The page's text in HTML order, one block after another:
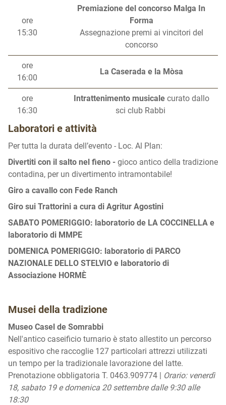
ore
15:30
Premiazione del concorso Malga In
Forma
Assegnazione premi ai vincitori del
concorso
ore
16:00
La Caserada e la Mòsa
ore
16:30
Intrattenimento musicalecurato dallo
sci club Rabbi
Laboratori e attività
Per tutta la durata dell’evento - Loc. Al Plan:
Divertiti con il salto nel fieno - gioco antico della tradizione
contadina, per un divertimento intramontabile!
Giro a cavallo con Fede Ranch
Giro sui Trattorini a cura di Agritur Agostini
SABATO POMERIGGIO: laboratorio de LA COCCINELLA e
laboratorio di MMPE
DOMENICA POMERIGGIO: laboratorio di PARCO
NAZIONALE DELLO STELVIO e laboratorio di
Associazione HORMÈ
Musei della tradizione
Museo Casel de Somrabbi
Nell'antico caseificio turnario è stato allestito un percorso
espositivo che raccoglie 127 particolari attrezzi utilizzati
un tempo per la tradizionale lavorazione del latte.
Prenotazione obbligatoria T. 0463.909774 | Orario: venerdì
18, sabato 19 e domenica 20 settembre dalle 9:30 alle
18:30